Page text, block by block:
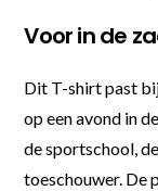
Voor in de
Dit T-shirt past
op een avond in
de sportschool,
toeschouwer. De